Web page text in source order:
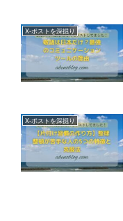
X-ポストを深掘り
X-ポストを深掘り